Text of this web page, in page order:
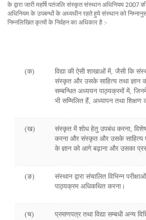
के द्वारा जारी महर्षि पतंजलि संस्कृत संस्थान अधिनियम 2007
अधिनियम के उपबन्धों के अध्यधीन रहते हुये संस्थान को
निम्नलिखित कृत्यों के निर्वहन का अधिकार है :-
(क)
विद्या की ऐसी शाखाओं में, जैसी कि
संस्कृत और उसके साहित्य तथा ज्ञान
सम्बन्धित अध्ययन पाठ्यक्रमों में,
भी सम्मिलित हैं, अध्यापन तथा
(ख)
संस्कृत में शोध हेतु उपबंध करना,
करना और संस्कृत और उसके साहित्य
के ज्ञान को आगे बढ़ाना और उसका
(ङ)
संस्थान द्वारा संचालित विभिन्न
पाठ्यक्रम अधिकथित करना।
(च)
प्रमाणपत्र तथा विद्या सम्बधी अन्य